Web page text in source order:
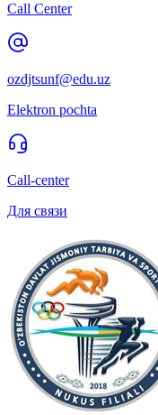
Call Center
ozdjtsunf@edu.uz
Elektron pochta
Call-center
Для связи